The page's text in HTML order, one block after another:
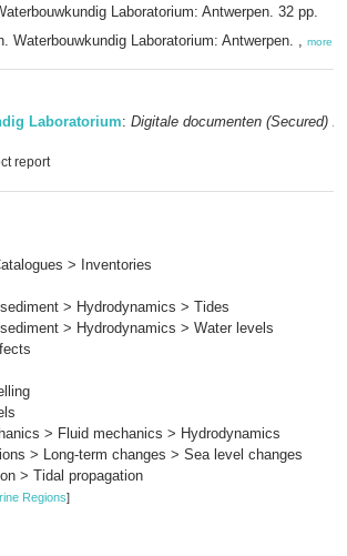
Laboratorium: Antwerpen. 32 pp.
Waterbouwkundig Laboratorium: Antwerpen. , more
Laboratorium: Digitale documenten (Secured)
report
> Inventories
> Hydrodynamics > Tides
> Hydrodynamics > Water levels
> Fluid mechanics > Hydrodynamics
> Long-term changes > Sea level changes
> Tidal propagation
Regions]